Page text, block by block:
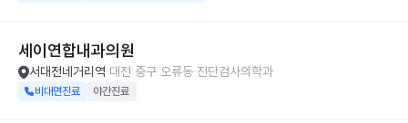
세이연합내과의원
서대전네거리역 대전 중구 오류동 진단검사의학과
비대면진료 야간진료